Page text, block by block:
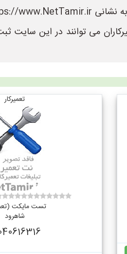
می توانند در این سایت
تعمیرکار
تست مایکت
شاهرود